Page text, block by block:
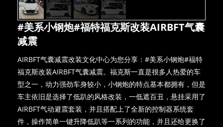
#美系小钢炮#福特福克斯改装AIRBFT气囊
减震
AIRBFT气囊减震改装文化中心为您分享：#美系小钢炮#福特
福克斯改装AIRBFT气囊减震。福克斯一直是很多人热爱的车
型之一，动力强劲车身较小，小钢炮的特点基本都拥有，但是
车主依旧是选择了低趴的风格改装，一低遮百丑，悬挂采用了
AIRBFT气动避震套装，并且搭配上了全新的控制器系统套
件，操作简单一键升降低趴等一系列的功能，并且还给更换了